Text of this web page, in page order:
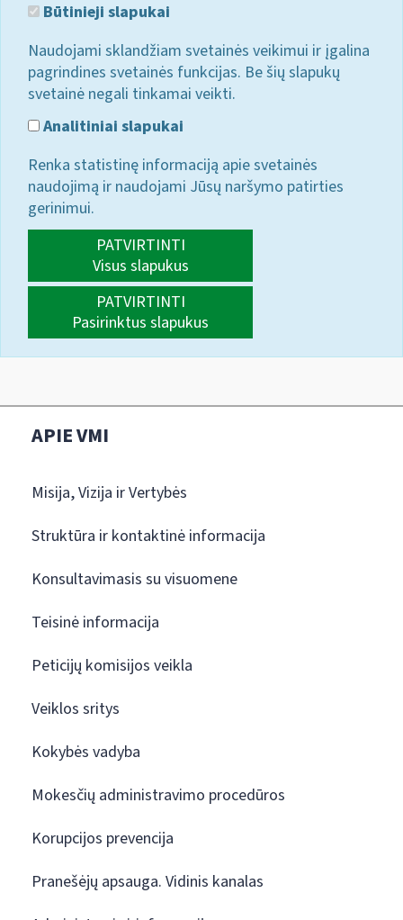
Būtinieji slapukai
Naudojami sklandžiam svetainės veikimui ir įgalina
pagrindines svetainės funkcijas. Be šių slapukų
svetainė negali tinkamai veikti.
Analitiniai slapukai
Renka statistinę informaciją apie svetainės
naudojimą ir naudojami Jūsų naršymo patirties
gerinimui.
PATVIRTINTI
Visus slapukus
PATVIRTINTI
Pasirinktus slapukus
APIE VMI
Misija, Vizija ir Vertybės
Struktūra ir kontaktinė informacija
Konsultavimasis su visuomene
Teisinė informacija
Peticijų komisijos veikla
Veiklos sritys
Kokybės vadyba
Mokesčių administravimo procedūros
Korupcijos prevencija
Pranešėjų apsauga. Vidinis kanalas